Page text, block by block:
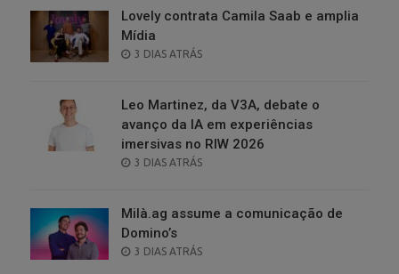
Lovely contrata Camila Saab e amplia
Mídia
POSTED
3 DIAS ATRÁS
Leo Martinez, da V3A, debate o
avanço da IA em experiências
imersivas no RIW 2026
POSTED
3 DIAS ATRÁS
Milà.ag assume a comunicação de
Domino’s
POSTED
3 DIAS ATRÁS